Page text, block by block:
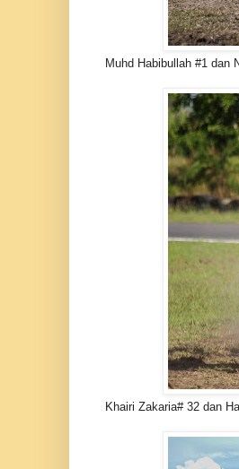
Muhd Habibullah #1 dan
Khairi Zakaria# 32 dan